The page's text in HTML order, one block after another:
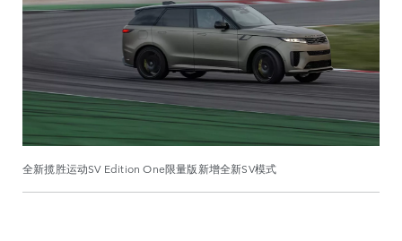
全新揽胜运动SV Edition One限量版新增全新SV模式